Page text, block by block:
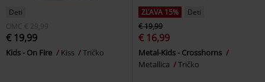
Deti
OMC € 29,99
€ 19,99
Kids - On Fire Kiss Tričko
ZĽAVA 15%
Deti
€ 19,99
€ 16,99
Metal-Kids - Crosshorns
Metallica
Tričko